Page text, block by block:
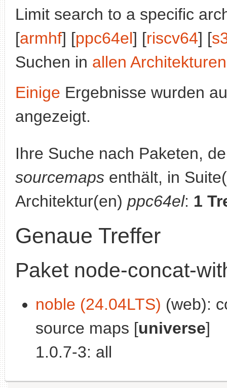
Limit search to a specific
[armhf] [ppc64el] [riscv64] [
Suchen in allen Architekturen
Einige Ergebnisse wurden
angezeigt.
Ihre Suche nach Paketen,
sourcemaps enthält, in
Architektur(en) ppc64el: 1
Genaue Treffer
Paket node-concat-
noble (24.04LTS) (web):
source maps [universe]
1.0.7-3: all